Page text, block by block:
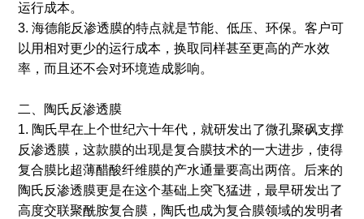
运行成本。
3. 海德能反渗透膜的特点就是节能、低压、环保。客户可
以用相对更少的运行成本，换取同样甚至更高的产水效
率，而且还不会对环境造成影响。
二、陶氏反渗透膜
1. 陶氏早在上个世纪六十年代，就研发出了微孔聚砜支撑
反渗透膜，这款膜的出现是复合膜技术的一大进步，使得
复合膜比超薄醋酸纤维膜的产水通量要高出两倍。后来的
陶氏反渗透膜更是在这个基础上突飞猛进，最早研发出了
高度交联聚酰胺复合膜，陶氏也成为复合膜领域的发明者